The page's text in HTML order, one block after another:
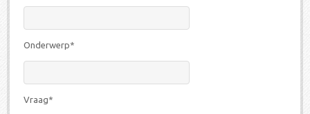
Onderwerp*
Vraag*